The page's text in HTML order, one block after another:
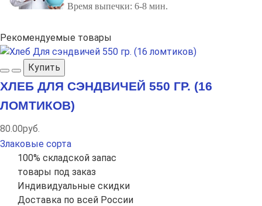
Время выпечки: 6-8 мин.
Рекомендуемые товары
Купить
ХЛЕБ ДЛЯ СЭНДВИЧЕЙ 550 ГР. (16
ЛОМТИКОВ)
80.00руб.
Злаковые сорта
100% складской запас
товары под заказ
Индивидуальные скидки
Доставка по всей России